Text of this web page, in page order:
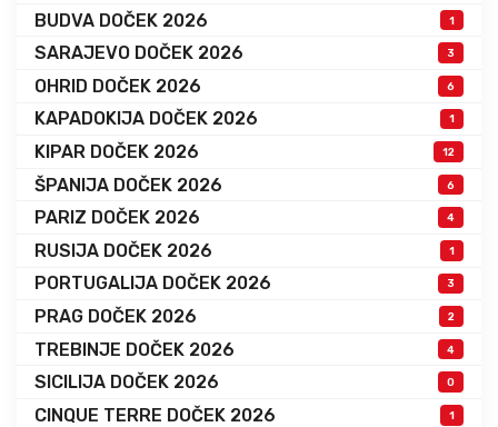
BUDVA DOČEK 2026 1
SARAJEVO DOČEK 2026 3
OHRID DOČEK 2026 6
KAPADOKIJA DOČEK 2026 1
KIPAR DOČEK 2026 12
ŠPANIJA DOČEK 2026 6
PARIZ DOČEK 2026 4
RUSIJA DOČEK 2026 1
PORTUGALIJA DOČEK 2026 3
PRAG DOČEK 2026 2
TREBINJE DOČEK 2026 4
SICILIJA DOČEK 2026 0
CINQUE TERRE DOČEK 2026 1